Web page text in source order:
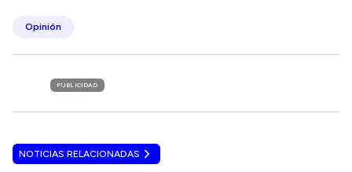
Opinión
PUBLICIDAD
NOTICIAS RELACIONADAS